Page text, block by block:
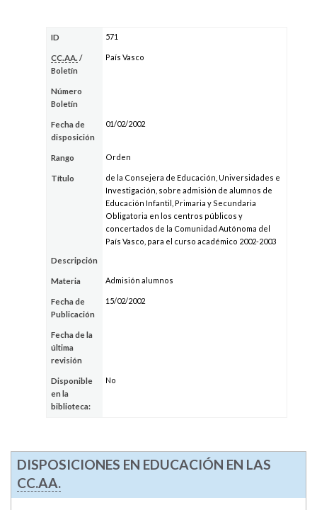
ID 571
CC.AA. /
Boletín
País Vasco
Número
Boletín
Fecha de
disposición
01/02/2002
Rango Orden
Título
de la Consejera de Educación, Universidades e
Investigación, sobre admisión de alumnos de
Educación Infantil, Primaria y Secundaria
Obligatoria en los centros públicos y
concertados de la Comunidad Autónoma del
País Vasco, para el curso académico 2002-2003
Descripción
Materia Admisión alumnos
Fecha de
Publicación
15/02/2002
Fecha de la
última
revisión
Disponible
en la
biblioteca:
No
DISPOSICIONES EN EDUCACIÓN EN LAS
CC.AA.